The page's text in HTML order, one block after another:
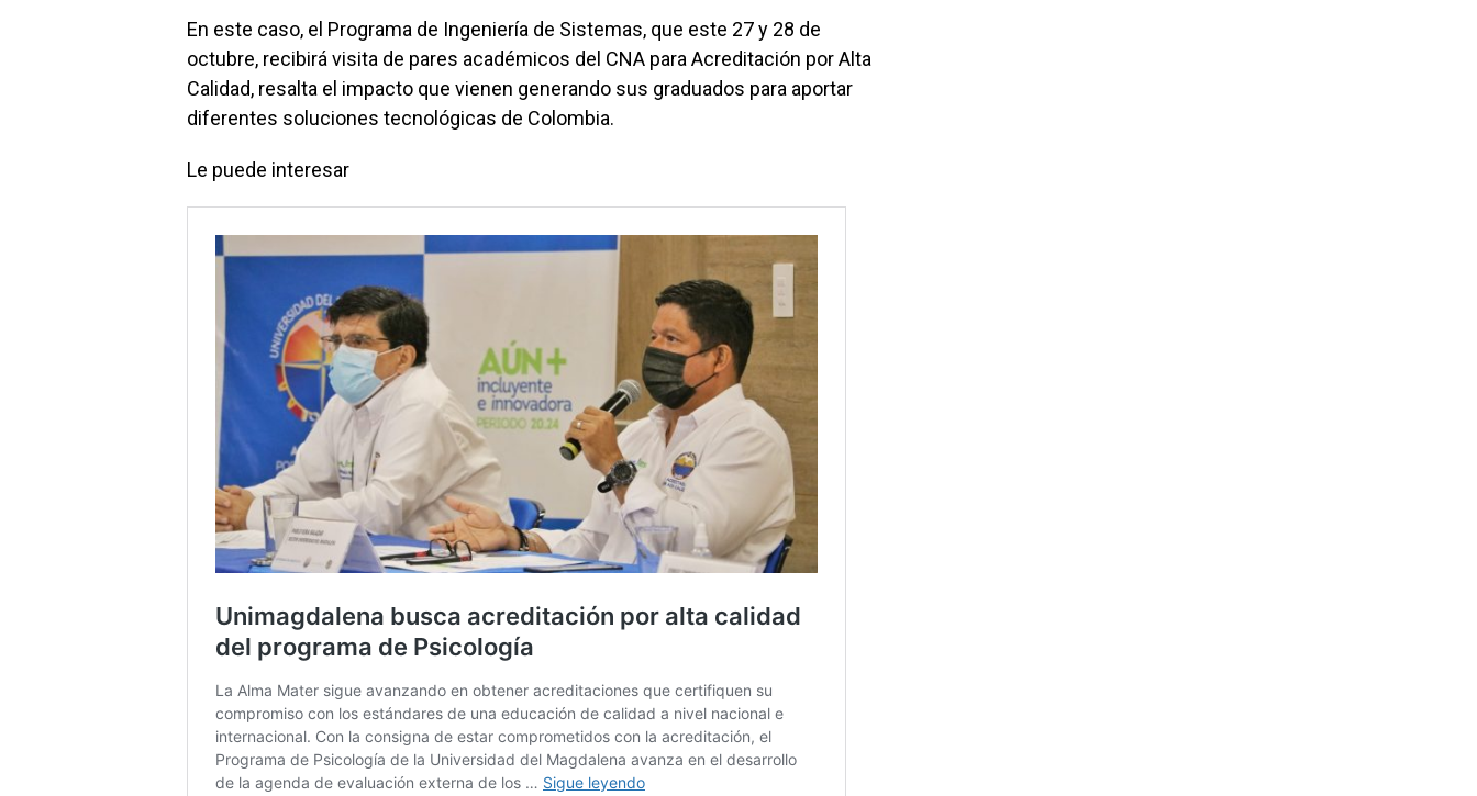
En este caso, el Programa de Ingeniería de Sistemas, que este 27 y 28 de
octubre, recibirá visita de pares académicos del CNA para Acreditación por Alta
Calidad, resalta el impacto que vienen generando sus graduados para aportar
diferentes soluciones tecnológicas de Colombia.
Le puede interesar